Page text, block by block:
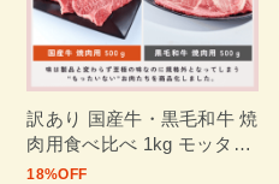
訳あり 国産牛・黒毛和牛 焼
肉用食べ比べ 1kg モッタイ
ナイビーフ焼肉セット
18%OFF